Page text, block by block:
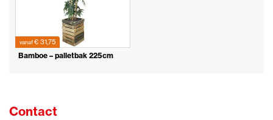
vanaf€ 31,75
Bamboe – palletbak 225cm
Contact